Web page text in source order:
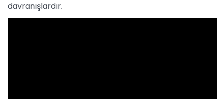
davranışlardır.